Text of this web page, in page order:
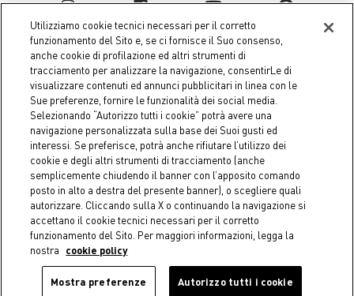
Coin S.p.A. Tax code / VAT number 04391480276, share capital
€ 10.000.000,00 fully paid up
Company data Cookie Policy Privacy Policy
Legal
Notice
Utilizziamo cookie tecnici necessari per il corretto
funzionamento del Sito e, se ci fornisce il Suo consenso,
anche cookie di profilazione ed altri strumenti di
tracciamento per analizzare la navigazione, consentirLe di
visualizzare contenuti ed annunci pubblicitari in linea con le
Sue preferenze, fornire le funzionalità dei social media.
Selezionando “Autorizzo tutti i cookie” potrà avere una
navigazione personalizzata sulla base dei Suoi gusti ed
interessi. Se preferisce, potrà anche rifiutare l’utilizzo dei
cookie e degli altri strumenti di tracciamento (anche
semplicemente chiudendo il banner con l’apposito comando
posto in alto a destra del presente banner), o scegliere quali
autorizzare. Cliccando sulla X o continuando la navigazione si
accettano il cookie tecnici necessari per il corretto
funzionamento del Sito. Per maggiori informazioni, legga la
nostra
cookie policy
Mostra preferenze Autorizzo tutti i cookie